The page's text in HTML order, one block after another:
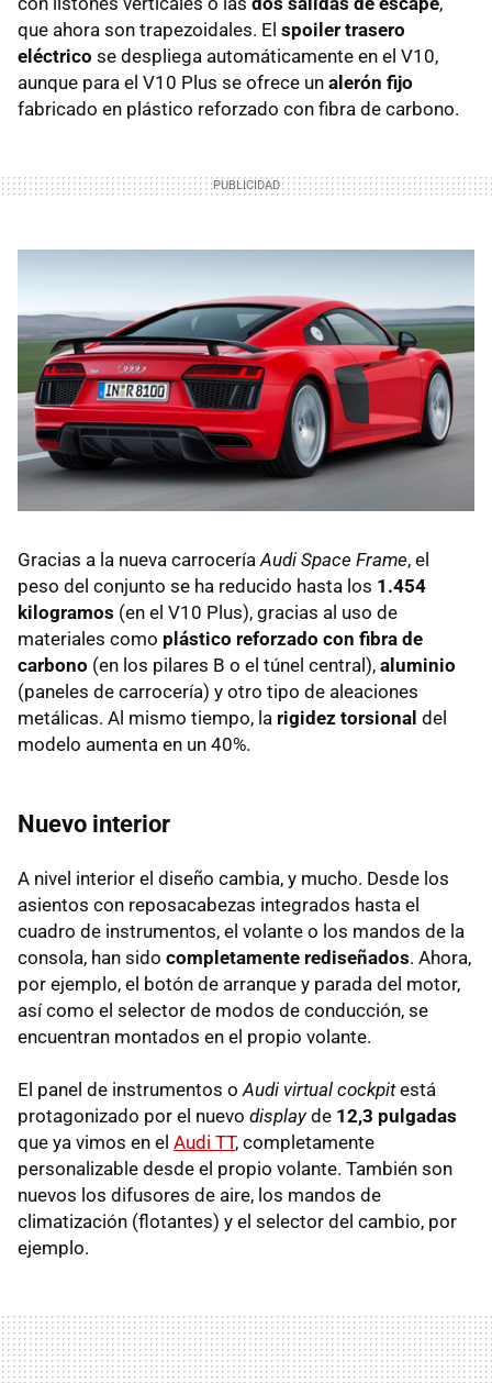
que ahora son trapezoidales. El spoiler trasero
eléctrico se despliega automáticamente en el V10,
aunque para el V10 Plus se ofrece un alerón fijo
fabricado en plástico reforzado con fibra de carbono.
Gracias a la nueva carroceríaAudi Space Frame, el
peso del conjunto se ha reducido hasta los 1.454
kilogramos (en el V10 Plus), gracias al uso de
materiales como plástico reforzado con fibra de
carbono (en los pilares B o el túnel central), aluminio
(paneles de carrocería) y otro tipo de aleaciones
metálicas. Al mismo tiempo, la rigidez torsional del
modelo aumenta en un 40%.
Nuevo interior
A nivel interior el diseño cambia, y mucho. Desde los
asientos con reposacabezas integrados hasta el
cuadro de instrumentos, el volante o los mandos de la
consola, han sido completamente rediseñados. Ahora,
por ejemplo, el botón de arranque y parada del motor,
así como el selector de modos de conducción, se
encuentran montados en el propio volante.
El panel de instrumentos oAudi virtual cockpitestá
protagonizado por el nuevo displayde 12,3 pulgadas
que ya vimos en el Audi TT, completamente
personalizable desde el propio volante. También son
nuevos los difusores de aire, los mandos de
climatización (flotantes) y el selector del cambio, por
ejemplo.